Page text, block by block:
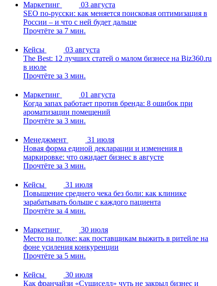
Маркетинг
03 августа
SEO по-русски: как меняется поисковая оптимизация в
России – и что с ней будет дальше
Прочтёте за 7 мин.
Кейсы
03 августа
The Best: 12 лучших статей о малом бизнесе на Biz360.ru
в июле
Прочтёте за 3 мин.
Маркетинг
01 августа
Когда запах работает против бренда: 8 ошибок при
ароматизации помещений
Прочтёте за 3 мин.
Менеджмент
31 июля
Новая форма единой декларации и изменения в
маркировке: что ожидает бизнес в августе
Прочтёте за 3 мин.
Кейсы
31 июля
Повышение среднего чека без боли: как клинике
зарабатывать больше с каждого пациента
Прочтёте за 4 мин.
Маркетинг
30 июля
Место на полке: как поставщикам выжить в ритейле на
фоне усиления конкуренции
Прочтёте за 5 мин.
Кейсы
30 июля
Как франчайзи «Сушиселл» чуть не закрыл бизнес и